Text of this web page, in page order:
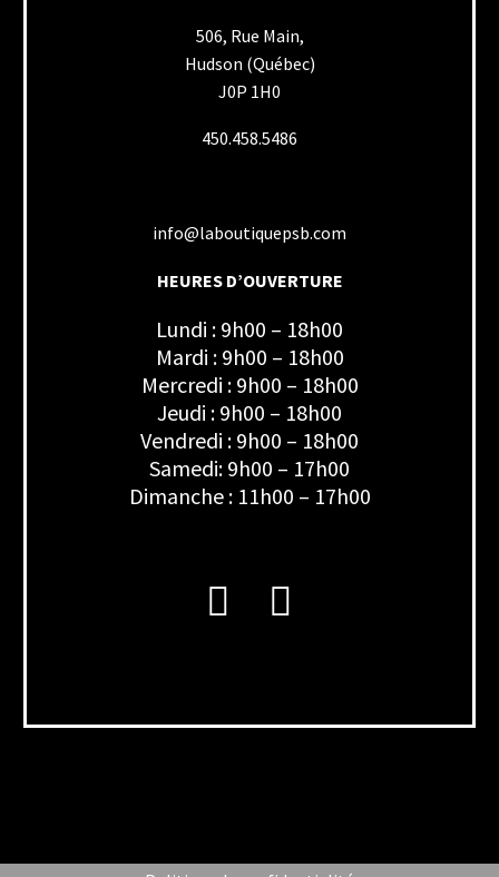
506, Rue Main,
Hudson (Québec)
J0P 1H0
450.458.5486
info@laboutiquepsb.com
HEURES D’OUVERTURE
Lundi : 9h00 – 18h00
Mardi : 9h00 – 18h00
Mercredi : 9h00 – 18h00
Jeudi : 9h00 – 18h00
Vendredi : 9h00 – 18h00
Samedi: 9h00 – 17h00
Dimanche : 11h00 – 17h00